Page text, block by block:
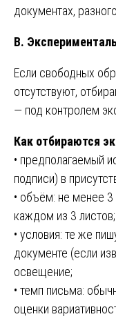
документах,
В.
Если свободных
отсутствуют,
— под контролем
Как отбираются
• предполагаемый
подписи) в
• объём: не менее 3
каждом из 3 листов;
• условия: те же
документе (если
освещение;
• темп письма:
оценки